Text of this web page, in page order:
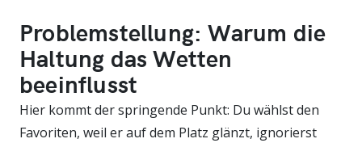
Problemstellung: Warum die
Haltung das Wetten
beeinflusst
Hier kommt der springende Punkt: Du wählst den
Favoriten, weil er auf dem Platz glänzt, ignorierst